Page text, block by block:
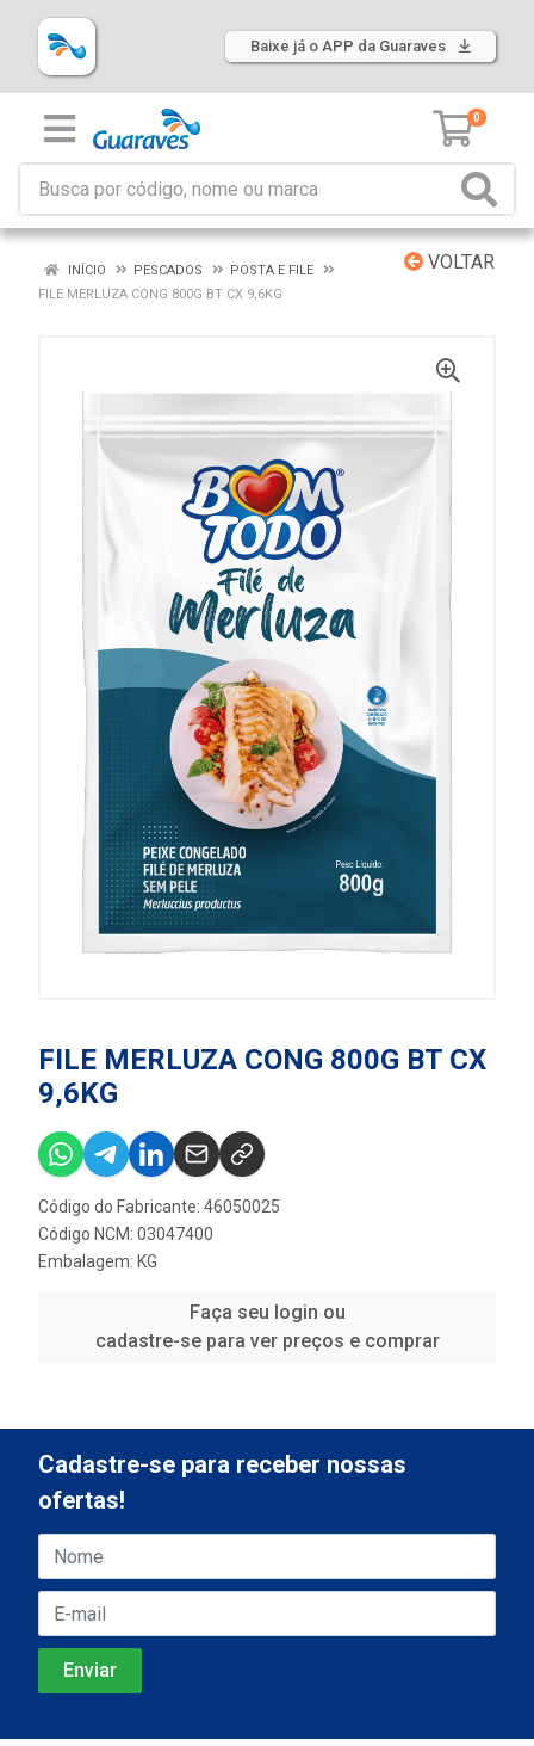
Baixe já o APP da Guaraves
0
VOLTAR
INÍCIO PESCADOS
POSTA E FILE
FILE MERLUZA CONG 800G BT CX 9,6KG
FILE MERLUZA CONG 800G BT CX
9,6KG
Código do Fabricante: 46050025
Código NCM: 03047400
Embalagem: KG
Faça seu login ou
cadastre-se para ver preços e comprar
Cadastre-se para receber nossas
ofertas!